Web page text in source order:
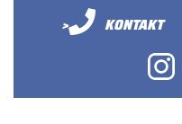
>
KONTAKT